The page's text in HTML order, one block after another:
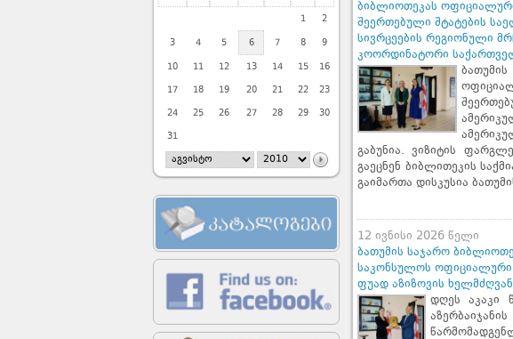
1 2
3 4 5 6 7 8 9
10 11 12 13 14 15 16
17 18 19 20 21 22 23
24 25 26 27 28 29 30
31
ბიბლიოთეკას
შეერთებული შტატების
სივრცეების რეგიონული
კოორდინატორი
გაბუნია. ვიზიტის
გაეცნენ ბიბლითეკის
გაიმართა დისკუსია
12 ივნისი 2026 წელი
ბათუმის საჯარო
საკონსულოს
ფუად აზიზოვის
დღეს აკაკი